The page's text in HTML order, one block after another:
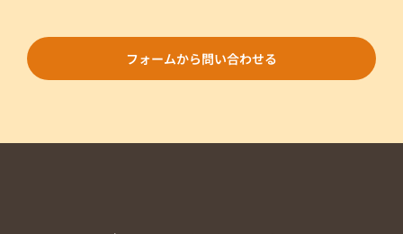
フォームから問い合わせる